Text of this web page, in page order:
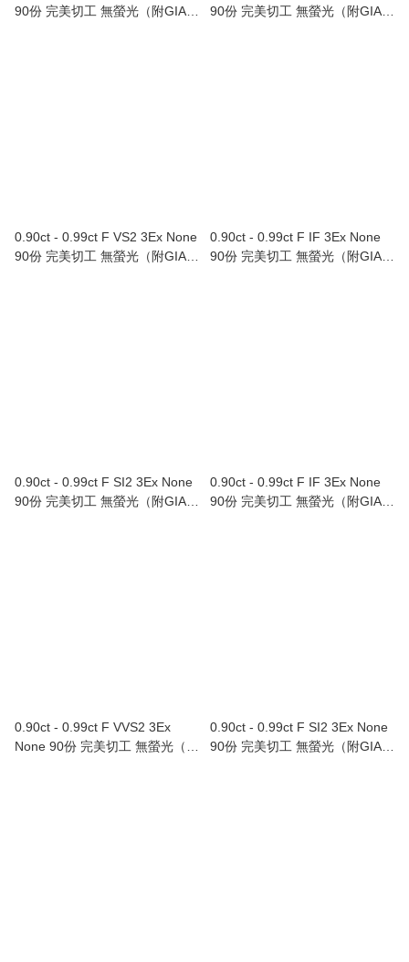
90份 完美切工 無螢光（附GIA證
90份 完美切工 無螢光（附GIA證
0.90ct - 0.99ct F VS2 3Ex None
90份 完美切工 無螢光（附GIA證
0.90ct - 0.99ct F IF 3Ex None
90份 完美切工 無螢光（附GIA證
0.90ct - 0.99ct F SI2 3Ex None
90份 完美切工 無螢光（附GIA證
0.90ct - 0.99ct F IF 3Ex None
90份 完美切工 無螢光（附GIA證
0.90ct - 0.99ct F VVS2 3Ex
None 90份 完美切工 無螢光（附
0.90ct - 0.99ct F SI2 3Ex None
90份 完美切工 無螢光（附GIA證